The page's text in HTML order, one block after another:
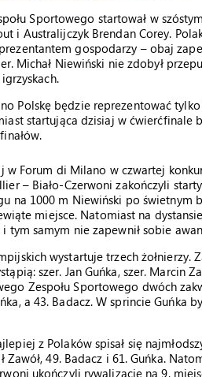
Sportowego startował w
i Australijczyk Brendan Corey.
gospodarzy – obaj
Michał Niewiński nie zdobył
Polskę będzie reprezentować
startująca dzisiaj w ćwierćfinale
w Forum di Milano w czwartej
– Biało-Czerwoni zakończyli
na 1000 m Niewiński po świetnym
miejsce. Natomiast na
tym samym nie zapewnił sobie
wystartuje trzech żołnierzy.
szer. Jan Guńka, szer. Marcin
Zespołu Sportowego dwóch
a 43. Badacz. W sprincie Guńka
z Polaków spisał się
Zawół, 49. Badacz i 61. Guńka.
ukończyli rywalizację na 9.